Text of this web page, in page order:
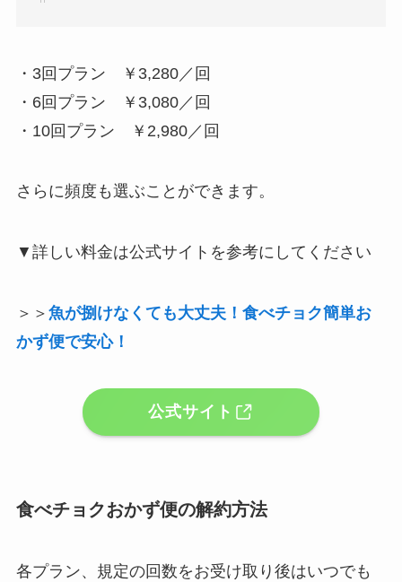
・3回プラン ￥3,280／回
・6回プラン ￥3,080／回
・10回プラン ￥2,980／回
さらに頻度も選ぶことができます。
▼詳しい料金は公式サイトを参考にしてください
＞＞ 魚が捌けなくても大丈夫！食べチョク簡単お
かず便で安心！
公式サイト
食べチョクおかず便の解約方法
各プラン、規定の回数をお受け取り後はいつでも